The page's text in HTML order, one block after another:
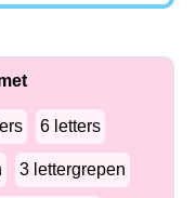
6 letters
3 lettergrepen